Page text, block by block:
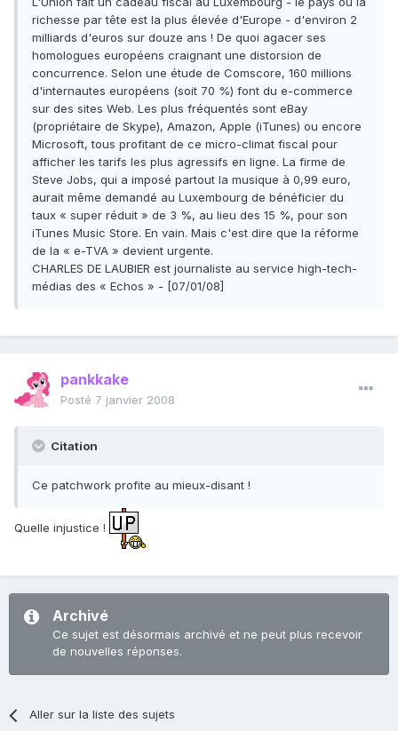
richesse par tête est la plus élevée d'Europe - d'environ 2
milliards d'euros sur douze ans ! De quoi agacer ses
homologues européens craignant une distorsion de
concurrence. Selon une étude de Comscore, 160 millions
d'internautes européens (soit 70 %) font du e-commerce
sur des sites Web. Les plus fréquentés sont eBay
(propriétaire de Skype), Amazon, Apple (iTunes) ou encore
Microsoft, tous profitant de ce micro-climat fiscal pour
afficher les tarifs les plus agressifs en ligne. La firme de
Steve Jobs, qui a imposé partout la musique à 0,99 euro,
aurait même demandé au Luxembourg de bénéficier du
taux « super réduit » de 3 %, au lieu des 15 %, pour son
iTunes Music Store. En vain. Mais c'est dire que la réforme
de la « e-TVA » devient urgente.
CHARLES DE LAUBIER est journaliste au service high-tech-
médias des « Echos » - [07/01/08]
pankkake
Posté 7 janvier 2008
Citation
Ce patchwork profite au mieux-disant !
Quelle injustice !
Archivé
Ce sujet est désormais archivé et ne peut plus recevoir
de nouvelles réponses.
Aller sur la liste des sujets